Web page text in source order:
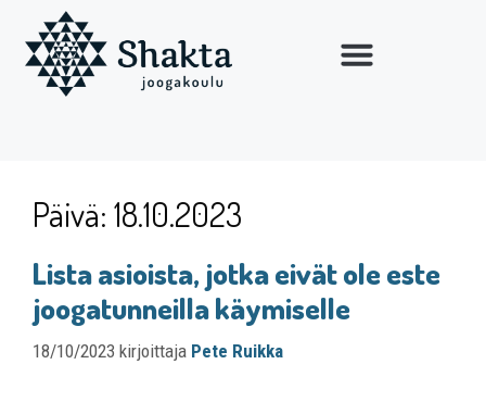
Päivä: 18.10.2023
Lista asioista, jotka eivät ole este
joogatunneilla käymiselle
18/10/2023 kirjoittaja Pete Ruikka